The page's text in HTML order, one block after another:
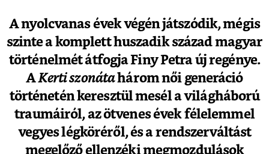
A nyolcvanas évek végén játszódik, mégis
szinte a komplett huszadik század magyar
történelmét átfogja Finy Petra új regénye.
AKerti szonátahárom női generáció
történetén keresztül mesél a világháború
traumáiról, az ötvenes évek félelemmel
vegyes légköréről, és a rendszerváltást
megelőző ellenzéki megmozdulások